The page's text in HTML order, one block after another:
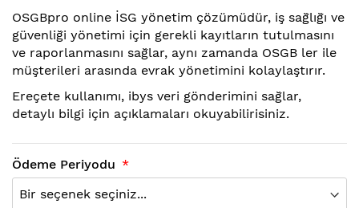
OSGBpro online İSG yönetim çözümüdür, iş sağlığı ve
güvenliği yönetimi için gerekli kayıtların tutulmasını
ve raporlanmasını sağlar, aynı zamanda OSGB ler ile
müşterileri arasında evrak yönetimini kolaylaştırır.
Ereçete kullanımı, ibys veri gönderimini sağlar,
detaylı bilgi için açıklamaları okuyabilirisiniz.
Ödeme Periyodu